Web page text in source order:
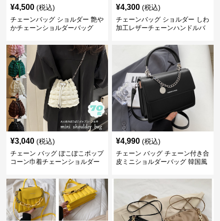
¥4,500 (税込)
チェーンバッグ ショルダー 艶や
かチェーンショルダーバッグ
¥4,300 (税込)
チェーンバッグ ショルダー しわ
加工レザーチェーンハンドルバ
¥3,040 (税込)
チェーン バッグ ぽこぽこポップ
コーン巾着チェーンショルダー
¥4,990 (税込)
チェーン バッグ チェーン付き合
皮ミニショルダーバッグ 韓国風